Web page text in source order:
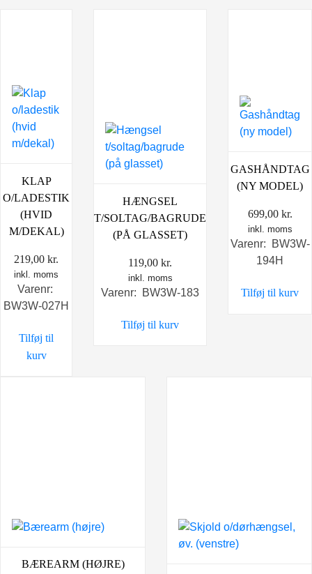
KLAP
O/LADESTIK
(HVID
M/DEKAL)
219,00 kr.
inkl. moms
Varenr:
BW3W-027H
Tilføj til
kurv
HÆNGSEL
T/SOLTAG/BAGRUDE
(PÅ GLASSET)
119,00 kr.
inkl. moms
Varenr: BW3W-183
Tilføj til kurv
GASHÅNDTAG
(NY MODEL)
699,00 kr.
inkl. moms
Varenr: BW3W-
194H
Tilføj til kurv
BÆREARM (HØJRE)